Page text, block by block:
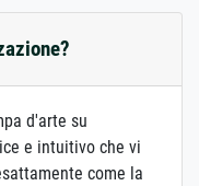
d'arte su
e intuitivo che vi
come la